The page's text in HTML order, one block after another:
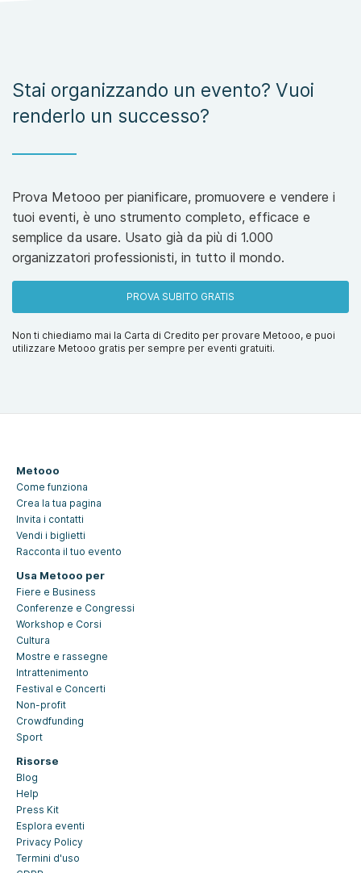
Stai organizzando un evento? Vuoi
renderlo un successo?
Prova Metooo per pianificare, promuovere e vendere i
tuoi eventi, è uno strumento completo, efficace e
semplice da usare. Usato già da più di 1.000
organizzatori professionisti, in tutto il mondo.
PROVA SUBITO GRATIS
Non ti chiediamo mai la Carta di Credito per provare Metooo, e puoi
utilizzare Metooo gratis per sempre per eventi gratuiti.
Metooo
Come funziona
Crea la tua pagina
Invita i contatti
Vendi i biglietti
Racconta il tuo evento
Usa Metooo per
Fiere e Business
Conferenze e Congressi
Workshop e Corsi
Cultura
Mostre e rassegne
Intrattenimento
Festival e Concerti
Non-profit
Crowdfunding
Sport
Risorse
Blog
Help
Press Kit
Esplora eventi
Privacy Policy
Termini d'uso